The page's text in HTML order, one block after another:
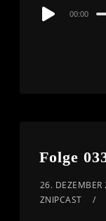
Audio
00:00
Folge
26. DEZEMBER
ZNIPCAST